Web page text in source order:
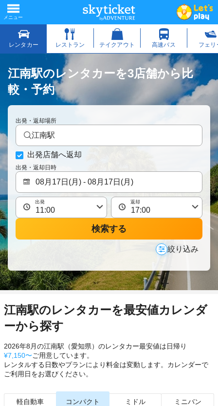
江南駅のレンタカーを3店舗から比
較・予約
出発・返却場所
江南駅
出発店舗へ返却
出発・返却日時
出発 返却
検索する
絞り込み
江南駅のレンタカーを最安値カレンダ
ーから探す
2026年8月の江南駅（愛知県）のレンタカー最安値は日帰り
¥7,150〜ご用意しています。
レンタルする日数やプランにより料金は変動します。カレンダーで
ご利用日をお選びください。
軽自動車 コンパクト ミドル ミニバン